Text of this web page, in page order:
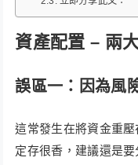
資產配置 – 兩
誤區一：因為風
這常發生在將資金重
定存很香，建議還是要